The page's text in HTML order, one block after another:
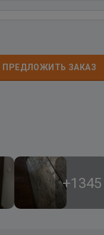
ПРЕДЛОЖИТЬ ЗАКАЗ
+1345